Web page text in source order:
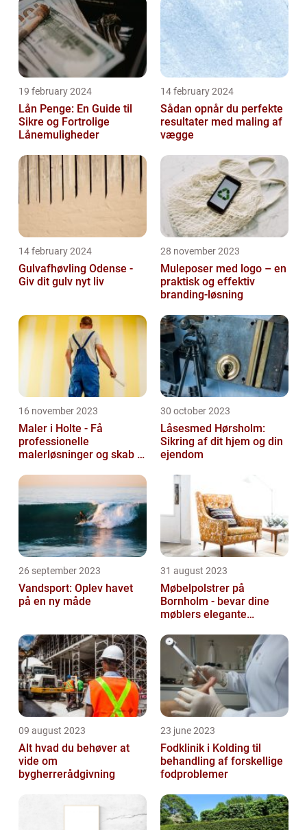
19 february 2024
Lån Penge: En Guide til
Sikre og Fortrolige
Lånemuligheder
14 february 2024
Sådan opnår du perfekte
resultater med maling af
vægge
14 february 2024
Gulvafhøvling Odense -
Giv dit gulv nyt liv
28 november 2023
Muleposer med logo – en
praktisk og effektiv
branding-løsning
16 november 2023
Maler i Holte - Få
professionelle
malerløsninger og skab et
30 october 2023
Låsesmed Hørsholm:
Sikring af dit hjem og din
ejendom
26 september 2023
Vandsport: Oplev havet
på en ny måde
31 august 2023
Møbelpolstrer på
Bornholm - bevar dine
møblers elegante
09 august 2023
Alt hvad du behøver at
vide om
bygherrerådgivning
23 june 2023
Fodklinik i Kolding til
behandling af forskellige
fodproblemer